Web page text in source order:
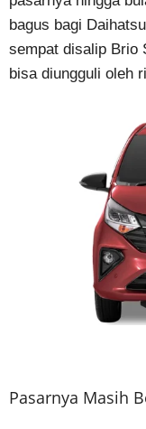
bagus bagi
sempat disalip Brio
bisa diungguli oleh
Pasarnya Masih